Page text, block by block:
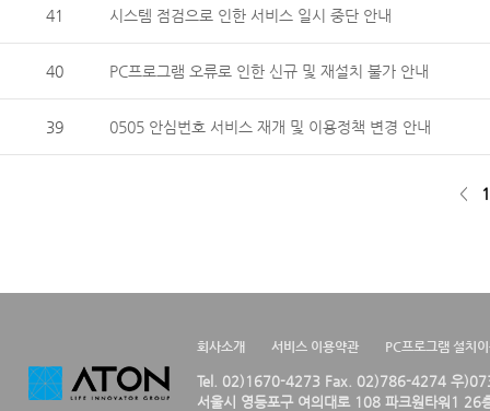
41 시스템 점검으로 인한 서비스 일시 중단 안내
40 PC프로그램 오류로 인한 신규 및 재설치 불가 안내
39 0505 안심번호 서비스 재개 및 이용정책 변경 안내
< 1
회사소개 서비스 이용약관 PC프로그램 설치
Tel. 02)1670-4273 Fax. 02)786-4274 우
서울시 영등포구 여의대로 108 파크원타워1 26